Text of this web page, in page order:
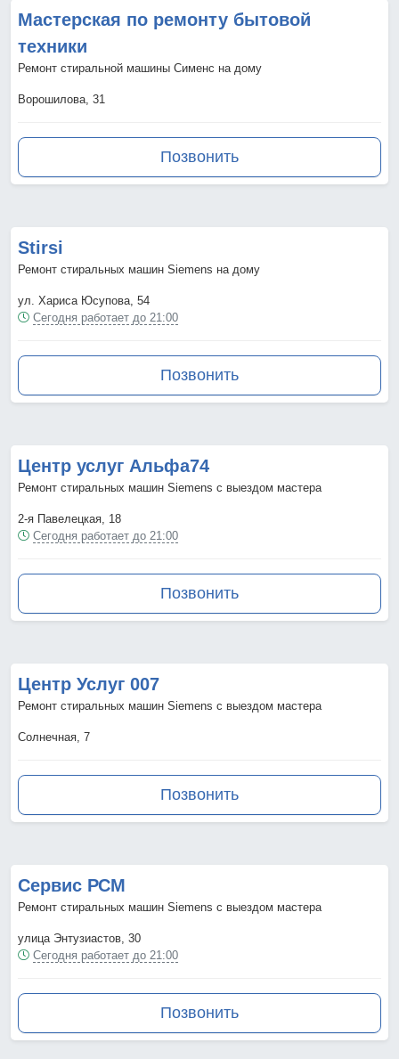
Мастерская по ремонту бытовой
техники
Ремонт стиральной машины Сименс на дому
Ворошилова, 31
Позвонить
Stirsi
Ремонт стиральных машин Siemens на дому
ул. Хариса Юсупова, 54
Сегодня работает до 21:00
Позвонить
Центр услуг Альфа74
Ремонт стиральных машин Siemens с выездом мастера
2-я Павелецкая, 18
Сегодня работает до 21:00
Позвонить
Центр Услуг 007
Ремонт стиральных машин Siemens с выездом мастера
Солнечная, 7
Позвонить
Сервис РСМ
Ремонт стиральных машин Siemens с выездом мастера
улица Энтузиастов, 30
Сегодня работает до 21:00
Позвонить